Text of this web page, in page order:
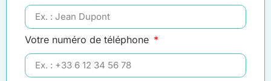
Votre numéro de téléphone